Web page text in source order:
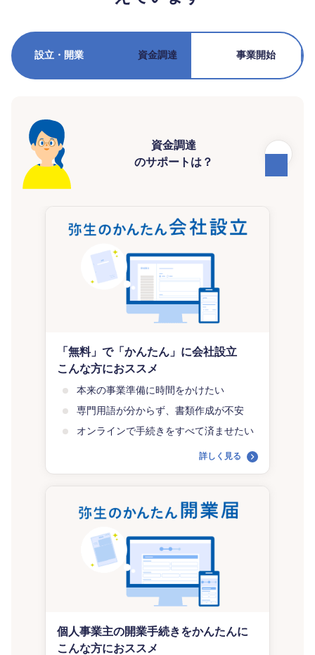
設立・開業 資金調達 事業開始
「無料」で「かんたん」に会社設立
こんな方におススメ
本来の事業準備に時間をかけたい
専門用語が分からず、書類作成が不安
オンラインで手続きをすべて済ませたい
詳しく見る
個人事業主の開業手続きをかんたんに
こんな方におススメ
資金調達
のサポートは？